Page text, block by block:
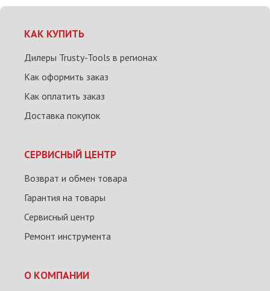
КАК КУПИТЬ
Дилеры Trusty-Tools в регионах
Как оформить заказ
Как оплатить заказ
Доставка покупок
СЕРВИСНЫЙ ЦЕНТР
Возврат и обмен товара
Гарантия на товары
Сервисный центр
Ремонт инструмента
О КОМПАНИИ